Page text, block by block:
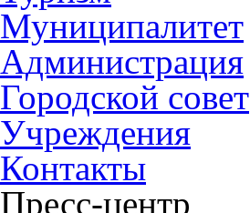
Муниципалитет
Администрация
Городской совет
Учреждения
Контакты
Пресс-центр